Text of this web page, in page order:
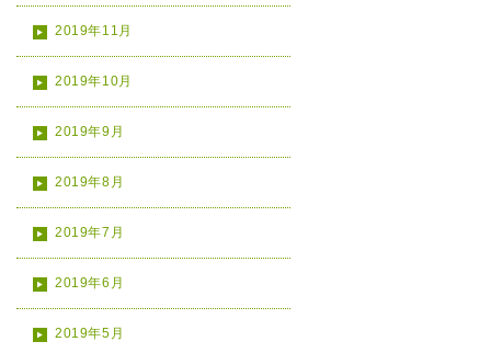
2019年11月
2019年10月
2019年9月
2019年8月
2019年7月
2019年6月
2019年5月